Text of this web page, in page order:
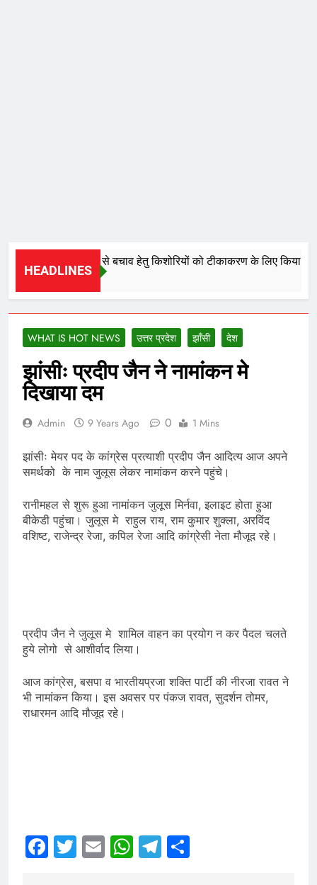
HEADLINES
सर्वाइकल कैंसर से बचाव हेतु किशोरियों को टीकाकरण के लिए किया जाए
17 Hours Ago
WHAT IS HOT NEWS उत्तर प्रदेश झाँसी देश
झांसीः प्रदीप जैन ने नामांकन मे
दिखाया दम
Admin 9 Years Ago 0 1 Mins
झांसीः मेयर पद के कांग्रेस प्रत्याशी प्रदीप जैन आदित्य आज अपने
समर्थको के नाम जुलूस लेकर नामांकन करने पहुंचे।
रानीमहल से शुरू हुआ नामांकन जुलूस मिर्नवा, इलाइट होता हुआ
बीकेडी पहुंचा। जुलूस मे राहुल राय, राम कुमार शुक्ला, अरविंद
वशिष्ट, राजेन्द्र रेजा, कपिल रेजा आदि कांग्रेसी नेता मौजूद रहे।
प्रदीप जैन ने जुलूस मे शामिल वाहन का प्रयोग न कर पैदल चलते
हुये लोगो से आशीर्वाद लिया।
आज कांग्रेस, बसपा व भारतीयप्रजा शक्ति पार्टी की नीरजा रावत ने
भी नामांकन किया। इस अवसर पर पंकज रावत, सुदर्शन तोमर,
राधारमन आदि मौजूद रहे।
Facebook
Twitter
EmailWhatsApp
Telegram